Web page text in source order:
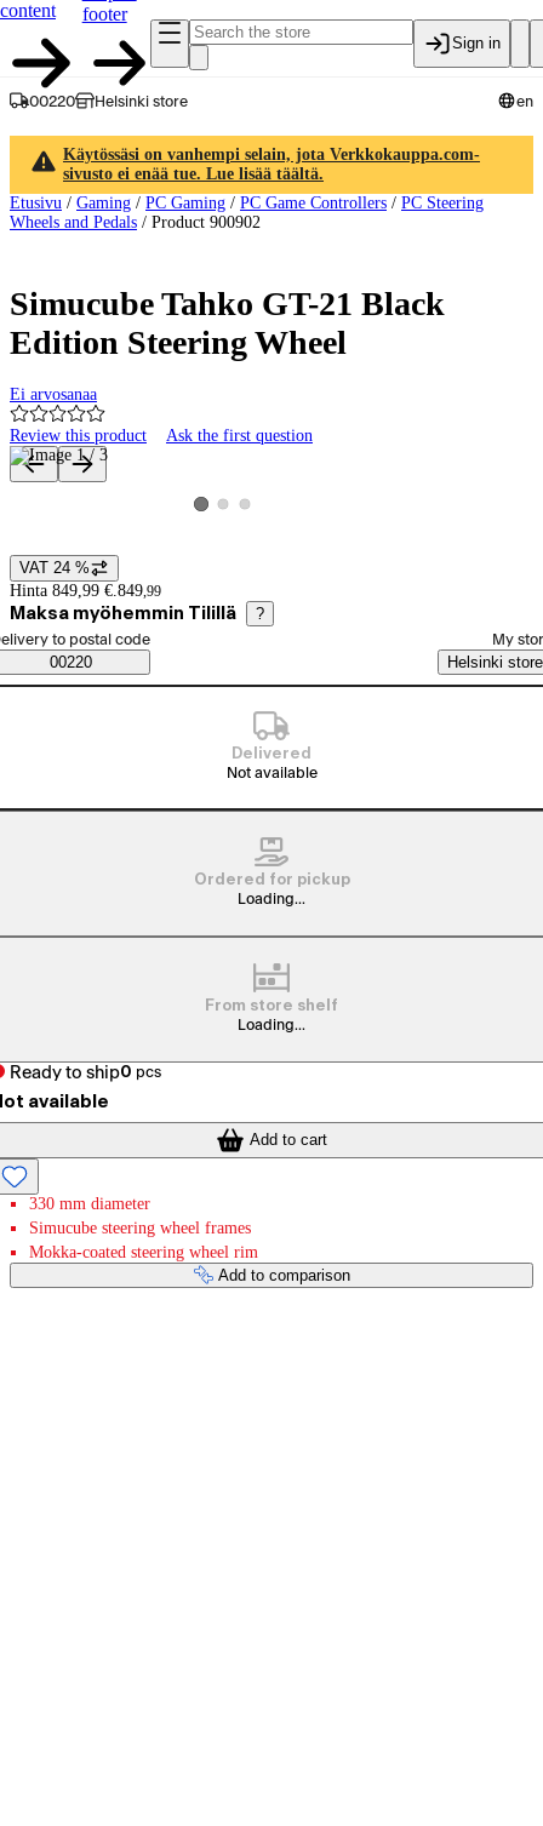
content
footer
Sign in
00220 Helsinki store en
Käytössäsi on vanhempi selain, jota Verkkokauppa.com-
sivusto ei enää tue. Lue lisää täältä.
Etusivu / Gaming / PC Gaming / PC Game Controllers / PC Steering
Wheels and Pedals / Product 900902
Simucube Tahko GT-21 Black
Edition Steering Wheel
Ei arvosanaa
Review this product Ask the first question
Product images and videos
View product image 1
View product image 2
View product image 3
Price details
VAT 24 %
Hinta 849,99 €. 849,99
Maksa myöhemmin Tilillä ?
Saatavuustiedot
order method
to postal code
00220
My
Helsinki store
Delivered
Not available
Ordered for pickup
Loading...
From store shelf
Loading...
Ready to ship0 pcs
available
Add to cart
330 mm diameter
Simucube steering wheel frames
Mokka-coated steering wheel rim
Add to comparison